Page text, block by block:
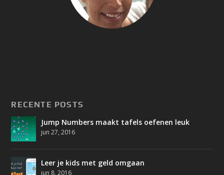
RECENTE POSTS
Jump Numbers maakt tafels oefenen leuk
jun 27, 2016
Leer je kids met geld omgaan
jun 8, 2016